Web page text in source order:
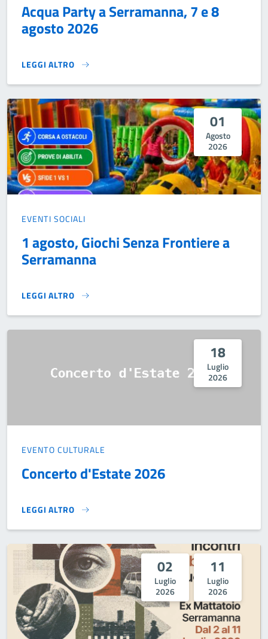
Acqua Party a Serramanna, 7 e 8
agosto 2026
LEGGI ALTRO
ACQUA PARTY A SERRAMANNA, 7 E 8 AGOSTO 2026}
01
Agosto
2026
EVENTI SOCIALI
1 agosto, Giochi Senza Frontiere a
Serramanna
LEGGI ALTRO
1 AGOSTO, GIOCHI SENZA FRONTIERE A SERRAMANNA}
18
Luglio
2026
EVENTO CULTURALE
Concerto d'Estate 2026
LEGGI ALTRO
CONCERTO D'ESTATE 2026}
02
Luglio
2026
11
Luglio
2026